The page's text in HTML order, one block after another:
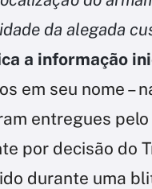
da alegada
a informação
em seu nome –
entregues
por decisão do
durante uma